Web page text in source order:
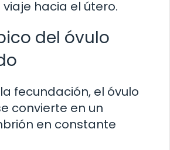
hacia el útero.
del óvulo
fecundación, el óvulo
convierte en un
en constante